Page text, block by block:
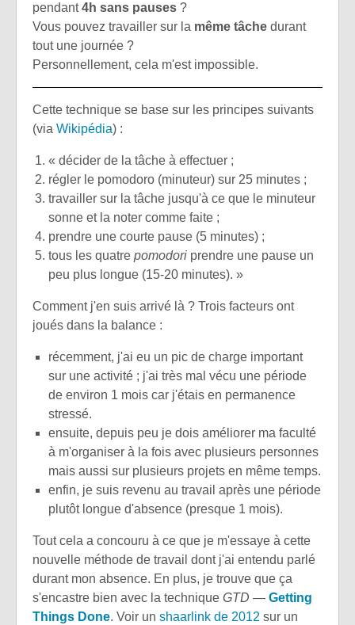
pendant4h sans pauses ?
Vous pouvez travailler sur la même tâche durant
tout une journée ?
Personnellement, cela m'est impossible.
Cette technique se base sur les principes suivants
(via Wikipédia) :
« décider de la tâche à effectuer ;
régler le pomodoro (minuteur) sur 25 minutes ;
travailler sur la tâche jusqu'à ce que le minuteur
sonne et la noter comme faite ;
prendre une courte pause (5 minutes) ;
tous les quatre pomodori prendre une pause un
peu plus longue (15-20 minutes). »
Comment j'en suis arrivé là ? Trois facteurs ont
joués dans la balance :
récemment, j'ai eu un pic de charge important
sur une activité ; j'ai très mal vécu une période
de environ 1 mois car j'étais en permanence
stressé.
ensuite, depuis peu je dois améliorer ma faculté
à m'organiser à la fois avec plusieurs personnes
mais aussi sur plusieurs projets en même temps.
enfin, je suis revenu au travail après une période
plutôt longue d'absence (presque 1 mois).
Tout cela a concouru à ce que je m'essaye à cette
nouvelle méthode de travail dont j'ai entendu parlé
durant mon absence. En plus, je trouve que ça
s'encastre bien avec la technique GTD — Getting
Things Done. Voir un shaarlink de 2012 sur un